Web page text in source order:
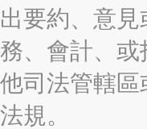
出要約、意
務、會計、
他司法管轄
法規。